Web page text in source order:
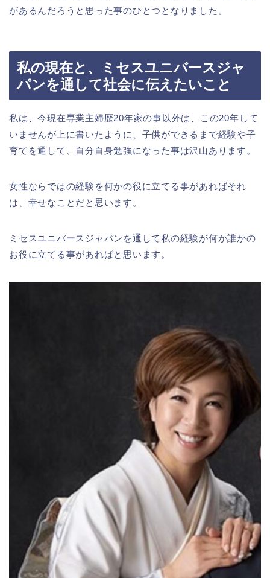
があるんだろうと思った事のひとつとなりました。
私の現在と、ミセスユニバースジャ
パンを通して社会に伝えたいこと
私は、今現在専業主婦歴20年家の事以外は、この20年して
いませんが上に書いたように、子供ができるまで経験や子
育てを通して、自分自身勉強になった事は沢山あります。
女性ならではの経験を何かの役に立てる事があればそれ
は、幸せなことだと思います。
ミセスユニバースジャパンを通して私の経験が何か誰かの
お役に立てる事があればと思います。